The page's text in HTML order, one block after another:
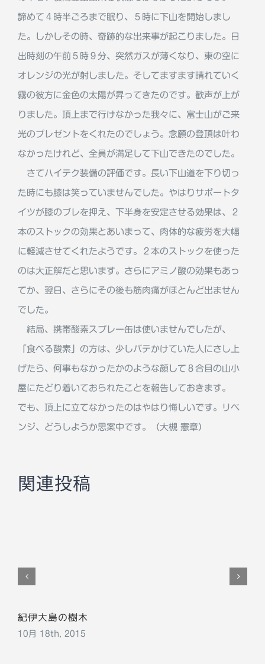
諦めて４時半ごろまで眠り、５時に下山を開始しまし
た。しかしその時、奇跡的な出来事が起こりました。日
出時刻の午前５時９分、突然ガスが薄くなり、東の空に
オレンジの光が射しました。そしてますます晴れていく
霧の彼方に金色の太陽が昇ってきたのです。歓声が上が
りました。頂上まで行けなかった我々に、富士山がご来
光のプレゼントをくれたのでしょう。念願の登頂は叶わ
なかったけれど、全員が満足して下山できたのでした。
さてハイテク装備の評価です。長い下山道を下り切っ
た時にも膝は笑っていませんでした。やはりサポートタ
イツが膝のブレを押え、下半身を安定させる効果は、２
本のストックの効果とあいまって、肉体的な疲労を大幅
に軽減させてくれたようです。２本のストックを使った
のは大正解だと思います。さらにアミノ酸の効果もあっ
てか、翌日、さらにその後も筋肉痛がほとんど出ません
でした。
結局、携帯酸素スプレー缶は使いませんでしたが、
「食べる酸素」の方は、少しバテかけていた人にさし上
げたら、何事もなかったかのような顔して８合目の山小
屋にたどり着いておられたことを報告しておきます。
でも、頂上に立てなかったのはやはり悔しいです。リベ
ンジ、どうしようか思案中です。（大槻 憲章）
関連投稿
紀伊大島の樹木
10月 18th, 2015